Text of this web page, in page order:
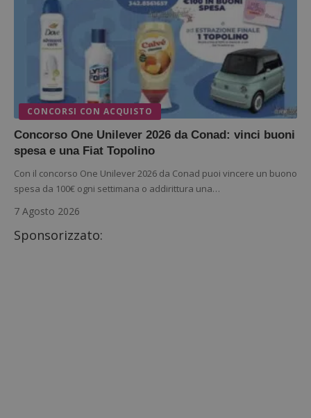
CONCORSI CON ACQUISTO
Concorso One Unilever 2026 da Conad: vinci buoni
spesa e una Fiat Topolino
Con il concorso One Unilever 2026 da Conad puoi vincere un buono
spesa da 100€ ogni settimana o addirittura una…
7 Agosto 2026
Sponsorizzato: